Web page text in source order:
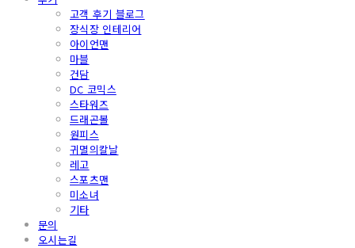
고객 후기 블로그
장식장 인테리어
아이언맨
마블
건담
DC 코믹스
스타워즈
드래곤볼
원피스
귀멸의칼날
레고
스포츠맨
미소녀
기타
문의
오시는길